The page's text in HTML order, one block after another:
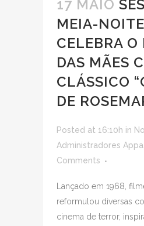
17 MAIO
MEIA-NOITE
CELEBRA O
DAS MÃES
CLÁSSICO
DE
Posted at 16:10h in
Administradores Appa
Comments
Lançado em 1968,
reformulou diversas
cinema de terror,